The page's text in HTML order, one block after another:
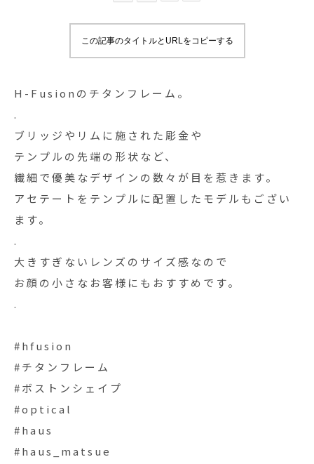
この記事のタイトルとURLをコピーする
H-Fusionのチタンフレーム。
.
ブリッジやリムに施された彫金や
テンプルの先端の形状など、
繊細で優美なデザインの数々が目を惹きます。
アセテートをテンプルに配置したモデルもござい
ます。
.
大きすぎないレンズのサイズ感なので
お顔の小さなお客様にもおすすめです。
.
#hfusion
#チタンフレーム
#ボストンシェイプ
#optical
#haus
#haus_matsue